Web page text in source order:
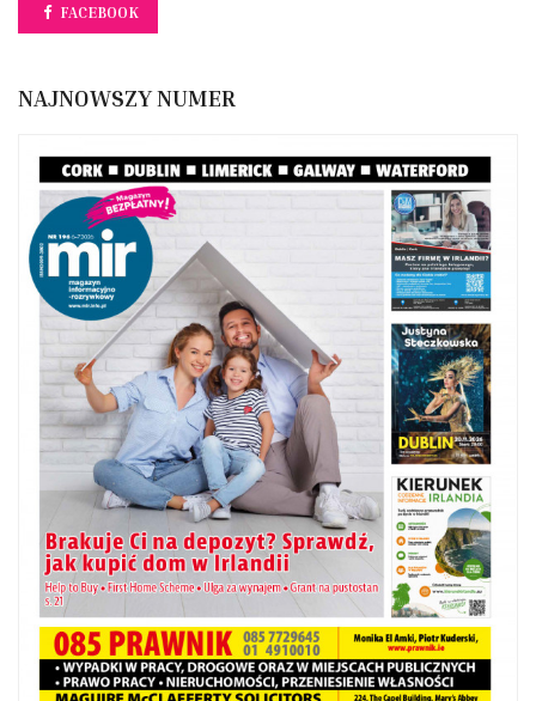
FACEBOOK
NAJNOWSZY NUMER